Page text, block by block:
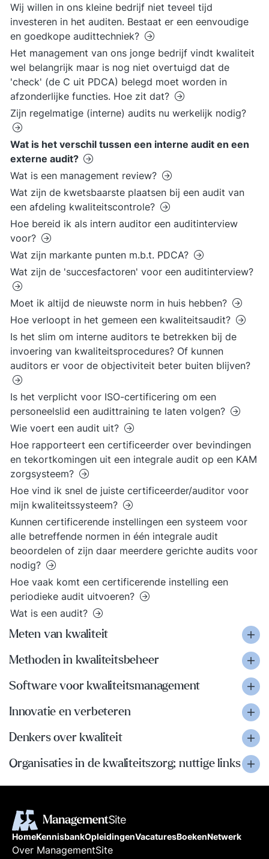
Wij willen in ons kleine bedrijf niet teveel tijd
investeren in het auditen. Bestaat er een eenvoudige
en goedkope audittechniek?
Het management van ons jonge bedrijf vindt kwaliteit
wel belangrijk maar is nog niet overtuigd dat de
'check' (de C uit PDCA) belegd moet worden in
afzonderlijke functies. Hoe zit dat?
Zijn regelmatige (interne) audits nu werkelijk nodig?
Wat is het verschil tussen een interne audit en een
externe audit?
Wat is een management review?
Wat zijn de kwetsbaarste plaatsen bij een audit van
een afdeling kwaliteitscontrole?
Hoe bereid ik als intern auditor een auditinterview
voor?
Wat zijn markante punten m.b.t. PDCA?
Wat zijn de 'succesfactoren' voor een auditinterview?
Moet ik altijd de nieuwste norm in huis hebben?
Hoe verloopt in het gemeen een kwaliteitsaudit?
Is het slim om interne auditors te betrekken bij de
invoering van kwaliteitsprocedures? Of kunnen
auditors er voor de objectiviteit beter buiten blijven?
Is het verplicht voor ISO-certificering om een
personeelslid een audittraining te laten volgen?
Wie voert een audit uit?
Hoe rapporteert een certificeerder over bevindingen
en tekortkomingen uit een integrale audit op een KAM
zorgsysteem?
Hoe vind ik snel de juiste certificeerder/auditor voor
mijn kwaliteitssysteem?
Kunnen certificerende instellingen een systeem voor
alle betreffende normen in één integrale audit
beoordelen of zijn daar meerdere gerichte audits voor
nodig?
Hoe vaak komt een certificerende instelling een
periodieke audit uitvoeren?
Wat is een audit?
Meten van kwaliteit
Methoden in kwaliteitsbeheer
Software voor kwaliteitsmanagement
Innovatie en verbeteren
Denkers over kwaliteit
Organisaties in de kwaliteitszorg; nuttige links
HomeKennisbankOpleidingenVacaturesBoekenNetwerk
Over ManagementSite